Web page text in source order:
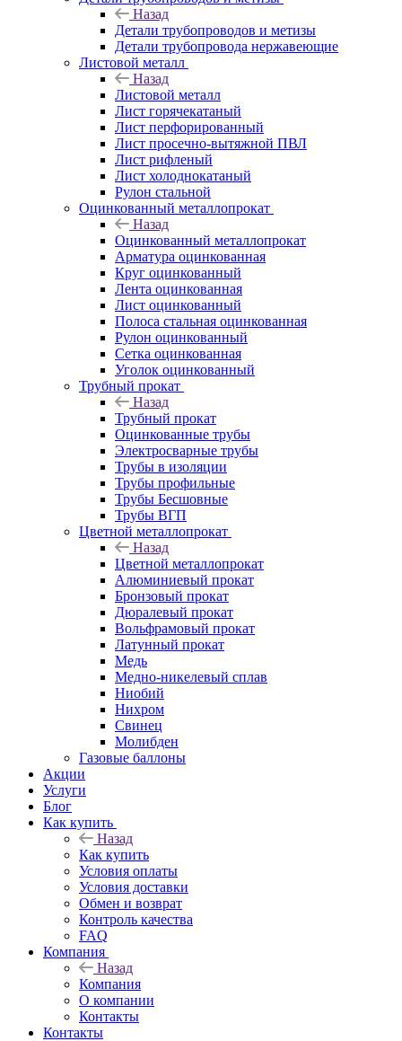
Назад
Детали трубопроводов и метизы
Детали трубопровода нержавеющие
Листовой металл
Назад
Листовой металл
Лист горячекатаный
Лист перфорированный
Лист просечно-вытяжной ПВЛ
Лист рифленый
Лист холоднокатаный
Рулон стальной
Оцинкованный металлопрокат
Назад
Оцинкованный металлопрокат
Арматура оцинкованная
Круг оцинкованный
Лента оцинкованная
Лист оцинкованный
Полоса стальная оцинкованная
Рулон оцинкованный
Сетка оцинкованная
Уголок оцинкованный
Трубный прокат
Назад
Трубный прокат
Оцинкованные трубы
Электросварные трубы
Трубы в изоляции
Трубы профильные
Трубы Бесшовные
Трубы ВГП
Цветной металлопрокат
Назад
Цветной металлопрокат
Алюминиевый прокат
Бронзовый прокат
Дюралевый прокат
Вольфрамовый прокат
Латунный прокат
Медь
Медно-никелевый сплав
Ниобий
Нихром
Свинец
Молибден
Газовые баллоны
Акции
Услуги
Блог
Как купить
Назад
Как купить
Условия оплаты
Условия доставки
Обмен и возврат
Контроль качества
FAQ
Компания
Назад
Компания
О компании
Контакты
Контакты